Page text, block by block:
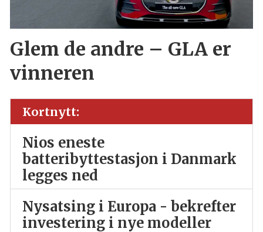
Glem de andre – GLA er
vinneren
Kortnytt:
Nios eneste
batteribyttestasjon i Danmark
legges ned
Nysatsing i Europa - bekrefter
investering i nye modeller